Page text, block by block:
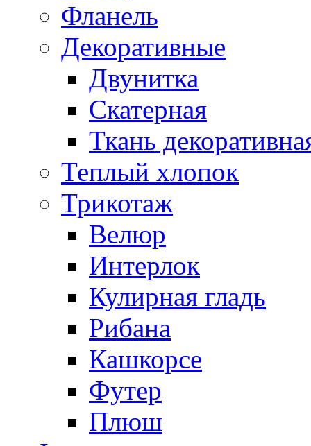
Фланель
Декоративные
Двунитка
Скатерная
Ткань
Теплый хлопок
Трикотаж
Велюр
Интерлок
Кулирная гладь
Рибана
Кашкорсе
Футер
Плюш